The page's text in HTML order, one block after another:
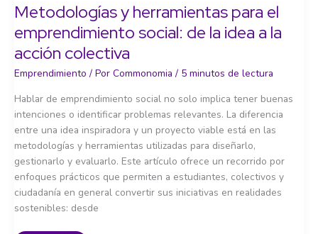
Metodologías y herramientas para el
emprendimiento social: de la idea a la
acción colectiva
Emprendimiento / Por Commonomia / 5 minutos de lectura
Hablar de emprendimiento social no solo implica tener buenas
intenciones o identificar problemas relevantes. La diferencia
entre una idea inspiradora y un proyecto viable está en las
metodologías y herramientas utilizadas para diseñarlo,
gestionarlo y evaluarlo. Este artículo ofrece un recorrido por
enfoques prácticos que permiten a estudiantes, colectivos y
ciudadanía en general convertir sus iniciativas en realidades
sostenibles: desde